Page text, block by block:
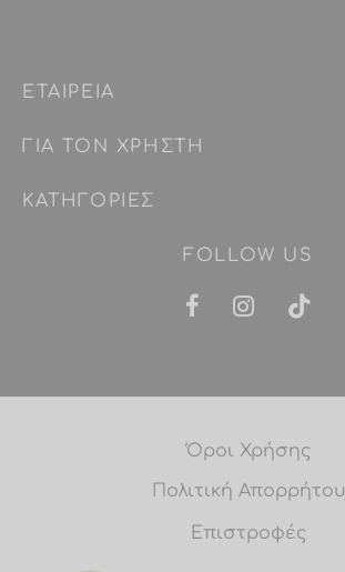
ΕΤΑΙΡEIΑ
ΓΙΑ ΤΟΝ ΧΡΗΣΤΗ
ΚΑΤΗΓΟΡΙΕΣ
FOLLOW US
Όροι Χρήσης
Πολιτική Απορρήτου
Επιστροφές